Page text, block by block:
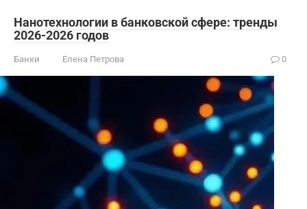
Нанотехнологии в банковской сфере: тренды
2026-2026 годов
Банки Елена Петрова 0